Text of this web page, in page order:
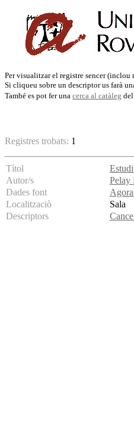
Per visualitzar el registre sencer
Si cliqueu sobre un descriptor us farà
També es pot fer una cerca al catàleg
Registres trobats: 1
Títol
Autor/s
Pelay
Dades font
Localitzaciò
Sala
Descriptors